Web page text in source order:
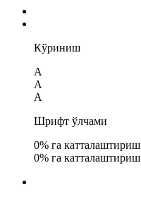
Кўриниш
A
A
A
Шрифт ўлчами
0% га катталаштириш
0% га катталаштириш